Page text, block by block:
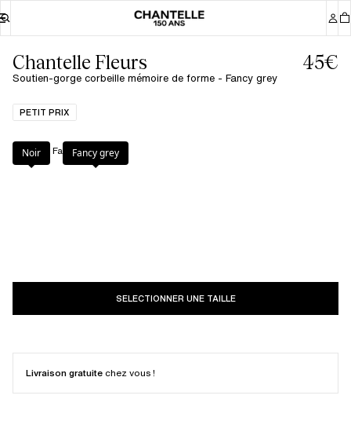
Chantelle Fleurs
Soutien-gorge corbeille mémoire de forme - Fancy grey
45€
PETIT PRIX
Couleur Fancy grey
Noir Fancy grey
SELECTIONNER UNE TAILLE
Livraison gratuite chez vous !